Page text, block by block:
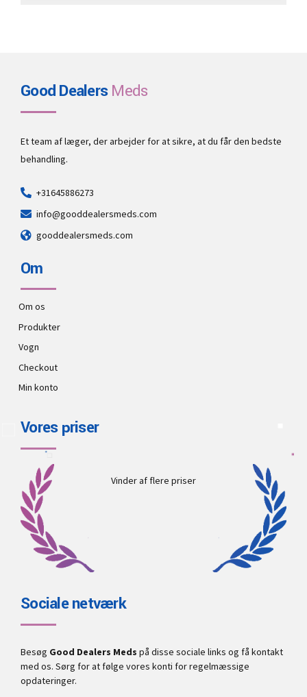
Good DealersMeds
Et team af læger, der arbejder for at sikre, at du får den bedste
behandling.
+31645886273
info@gooddealersmeds.com
gooddealersmeds.com
Om
Om os
Produkter
Vogn
Checkout
Min konto
Vores priser
Vinder af flere priser
Sociale netværk
Besøg Good Dealers Meds på disse sociale links og få kontakt
med os. Sørg for at følge vores konti for regelmæssige
opdateringer.